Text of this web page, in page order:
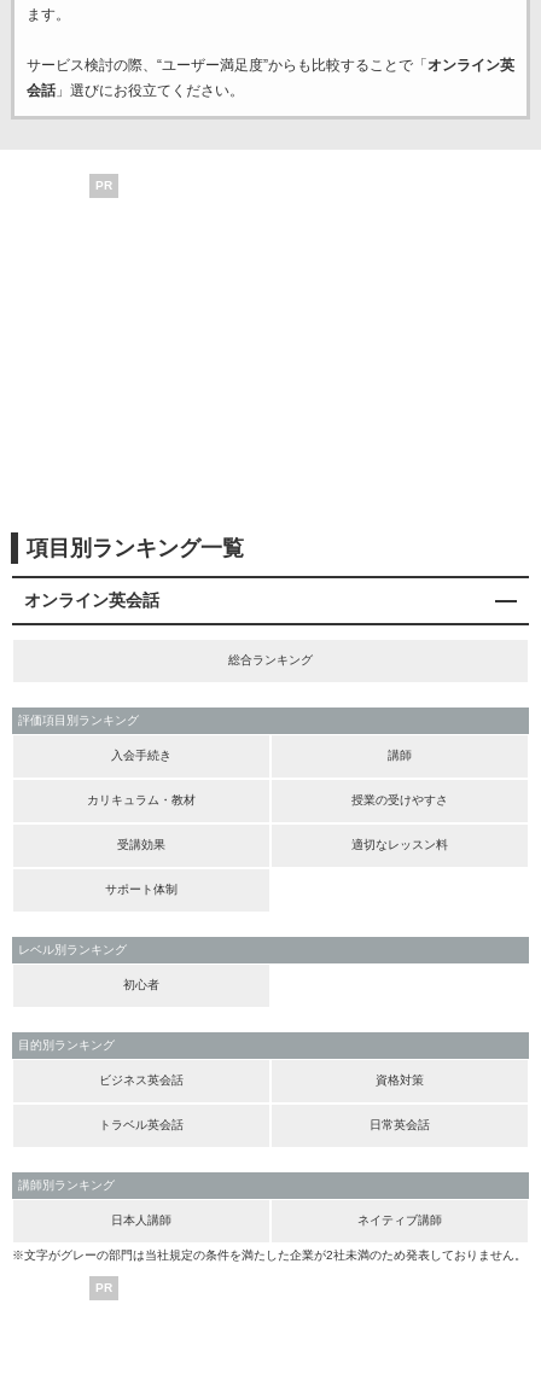
ます。
サービス検討の際、“ユーザー満足度”からも比較することで「 オンライン英
会話」選びにお役立てください。
PR
項目別ランキング一覧
オンライン英会話
総合ランキング
評価項目別ランキング
入会手続き 講師
カリキュラム・教材 授業の受けやすさ
受講効果 適切なレッスン料
サポート体制
レベル別ランキング
初心者
目的別ランキング
ビジネス英会話 資格対策
トラベル英会話 日常英会話
講師別ランキング
日本人講師 ネイティブ講師
※文字がグレーの部門は当社規定の条件を満たした企業が2社未満のため発表しておりません。
PR